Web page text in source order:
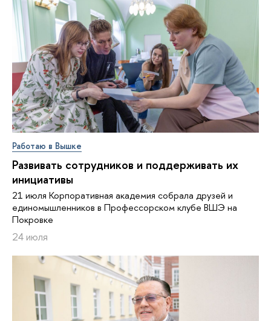
Работаю в Вышке
Развивать сотрудников и поддерживать их
инициативы
21 июля Корпоративная академия собрала друзей и
единомышленников в Профессорском клубе ВШЭ на
Покровке
24 июля